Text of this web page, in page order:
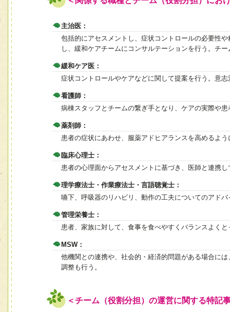
主治医：
包括的にアセスメントし、症状コントロールの必要性
し、緩和ケアチームにコンサルテーションを行う。チ
緩和ケア医：
症状コントロールやケアなどに関して提案を行う。意
看護師：
病棟スタッフとチームの繋ぎ手となり、ケアの実際や
薬剤師：
患者の症状にあわせ、服薬アドヒアランスを高めるよ
臨床心理士：
患者の心理面からアセスメントに基づき、医師と連携
理学療法士・作業療法士・言語聴覚士：
嚥下、呼吸器のリハビリ、動作の工夫についてのアド
管理栄養士：
患者、家族に対して、食事を食べやすくバランスよく
MSW：
他機関との連携や、社会的・経済的問題がある場合に
調整も行う。
＜チーム（役割分担）の運営に関する特記